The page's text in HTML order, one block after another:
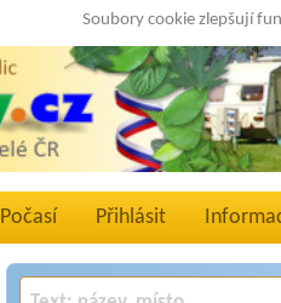
Soubory cookie zlepšují
Počasí Přihlásit